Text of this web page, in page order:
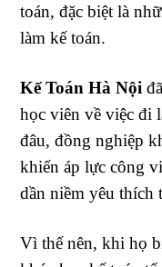
toán, đặc biệt là
làm kế toán.
Kế Toán Hà Nội
học viên về việc đi
đâu, đồng nghiệp
khiến áp lực công
dần niềm yêu thích
Vì thế nên, khi họ